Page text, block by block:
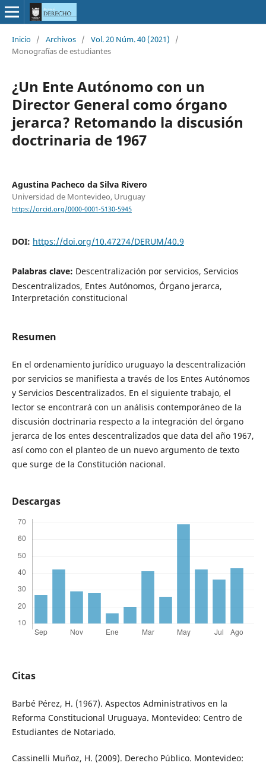
Inicio / Archivos / Vol. 20 Núm. 40 (2021)
/
Monografías de estudiantes
¿Un Ente Autónomo con un
Director General como órgano
jerarca? Retomando la discusión
doctrinaria de 1967
Agustina Pacheco da Silva Rivero
Universidad de Montevideo, Uruguay
https://orcid.org/0000-0001-5130-5945
DOI: https://doi.org/10.47274/DERUM/40.9
Palabras clave: Descentralización por servicios, Servicios
Descentralizados, Entes Autónomos, Órgano jerarca,
Interpretación constitucional
Resumen
En el ordenamiento jurídico uruguayo la descentralización
por servicios se manifiesta a través de los Entes Autónomos
y Servicios Descentralizados. En el siguiente trabajo, el
lector se encontrará con un análisis contemporáneo de la
discusión doctrinaria respecto a la integración del órgano
jerarca de los entes descentralizados que data del año 1967,
así como con el planteo de un nuevo argumento de texto
que surge de la Constitución nacional.
Descargas
Citas
Barbé Pérez, H. (1967). Aspectos Administrativos en la
Reforma Constitucional Uruguaya. Montevideo: Centro de
Estudiantes de Notariado.
Cassinelli Muñoz, H. (2009). Derecho Público. Montevideo: